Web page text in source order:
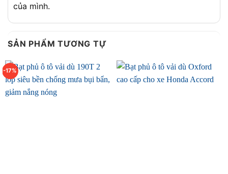
của mình.
SẢN PHẨM TƯƠNG TỰ
-17%